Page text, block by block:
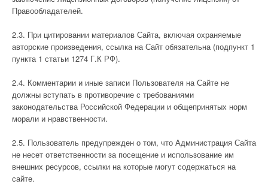
Правообладателей.
2.3. При цитировании материалов Сайта, включая охраняемые
авторские произведения, ссылка на Сайт обязательна (подпункт 1
пункта 1 статьи 1274 Г.К РФ).
2.4. Комментарии и иные записи Пользователя на Сайте не
должны вступать в противоречие с требованиями
законодательства Российской Федерации и общепринятых норм
морали и нравственности.
2.5. Пользователь предупрежден о том, что Администрация Сайта
не несет ответственности за посещение и использование им
внешних ресурсов, ссылки на которые могут содержаться на
сайте.